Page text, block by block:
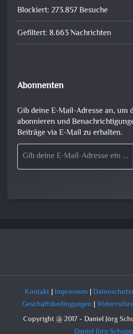
Blockiert: 273.857 Besuche
Gefiltert: 8.663 Nachrichten
Abonnenten
Gib deine E-Mail-Adresse an, um
abonnieren und
Beiträge via E-Mail zu erhalten.
Gib deine E-Mail-Adresse ein ...
Kontakt| Impressum|
Geschäftsbedingungen |
Copyright @ 2017 - Daniel Jörg
Daniel Jörg